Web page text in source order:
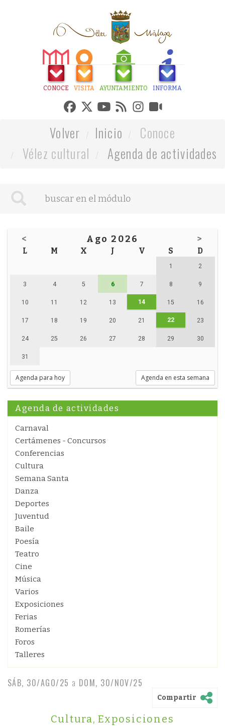
CONOCE VISITA AYUNTAMIENTO INFORMA
Volver Inicio
Conoce
Vélez cultural
Agenda de actividades
< Ago 2026 >
L M X J V S D
1 2
3 4 5 6 7 8 9
10 11 12 13 14 15 16
17 18 19 20 21 22 23
24 25 26 27 28 29 30
31
Agenda para hoy Agenda en esta semana
Agenda de actividades
Carnaval
Certámenes - Concursos
Conferencias
Cultura
Semana Santa
Danza
Deportes
Juventud
Baile
Poesía
Teatro
Cine
Música
Varios
Exposiciones
Ferias
Romerías
Foros
Talleres
SÁB, 30/AGO/25 a DOM, 30/NOV/25
Compartir
Cultura, Exposiciones